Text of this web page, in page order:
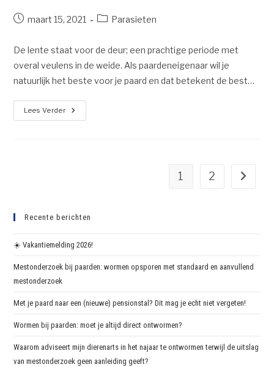
maart 15, 2021 Parasieten
De lente staat voor de deur; een prachtige periode met
overal veulens in de weide. Als paardeneigenaar wil je
natuurlijk het beste voor je paard en dat betekent de best…
Lees Verder
1 2
Recente berichten
☀️ Vakantiemelding 2026!
Mestonderzoek bij paarden: wormen opsporen met standaard en aanvullend
mestonderzoek
Met je paard naar een (nieuwe) pensionstal? Dit mag je echt niet vergeten!
Wormen bij paarden: moet je altijd direct ontwormen?
Waarom adviseert mijn dierenarts in het najaar te ontwormen terwijl de uitslag
van mestonderzoek geen aanleiding geeft?